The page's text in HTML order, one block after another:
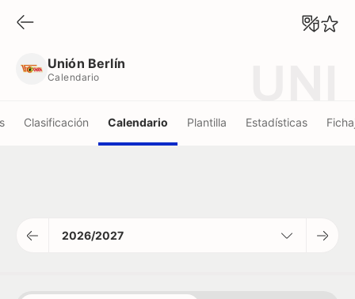
Unión Berlín
Calendario
Clasificación Calendario Plantilla Estadísticas
2026/2027